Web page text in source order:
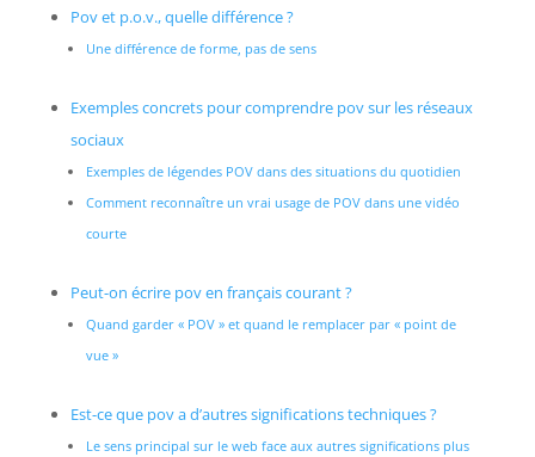
Pov et p.o.v., quelle différence ?
Une différence de forme, pas de sens
Exemples concrets pour comprendre pov sur les réseaux
sociaux
Exemples de légendes POV dans des situations du quotidien
Comment reconnaître un vrai usage de POV dans une vidéo
courte
Peut-on écrire pov en français courant ?
Quand garder « POV » et quand le remplacer par « point de
vue »
Est-ce que pov a d’autres significations techniques ?
Le sens principal sur le web face aux autres significations plus